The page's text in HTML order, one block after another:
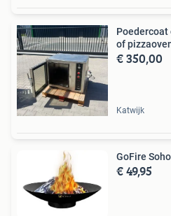
Poedercoat
of
€ 350,00
Katwijk
GoFire
€ 49,95